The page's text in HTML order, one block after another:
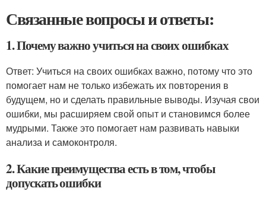
Связанные вопросы и ответы:
1. Почему важно учиться на своих ошибках
Ответ: Учиться на своих ошибках важно, потому что это
помогает нам не только избежать их повторения в
будущем, но и сделать правильные выводы. Изучая свои
ошибки, мы расширяем свой опыт и становимся более
мудрыми. Также это помогает нам развивать навыки
анализа и самоконтроля.
2. Какие преимущества есть в том, чтобы
допускать ошибки